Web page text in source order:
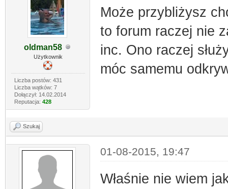
oldman58
Użytkownik
Liczba postów: 431
Liczba wątków: 7
Dołączył: 14.02.2014
Reputacja: 428
Może przybliżysz
to forum raczej nie
inc. Ono raczej
móc samemu
Szukaj
01-08-2015, 19:47
Właśnie nie wiem